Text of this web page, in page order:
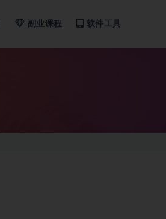
副业课程 软件工具